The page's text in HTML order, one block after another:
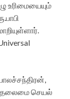
உரிமையையும்
தலைமை செயல்